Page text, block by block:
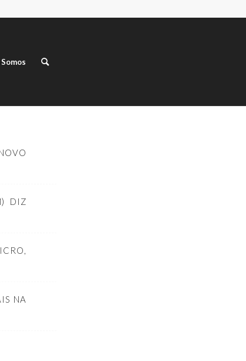
DIZ
NA